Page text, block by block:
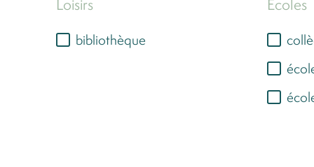
Loisirs
bibliothèque
Ecoles